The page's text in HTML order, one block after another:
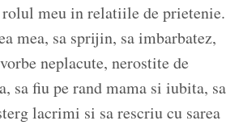
meu in relatiile de prietenie.
mea, sa sprijin, sa imbarbatez,
neplacute, nerostite de
sa fiu pe rand mama si iubita, sa
lacrimi si sa rescriu cu sarea